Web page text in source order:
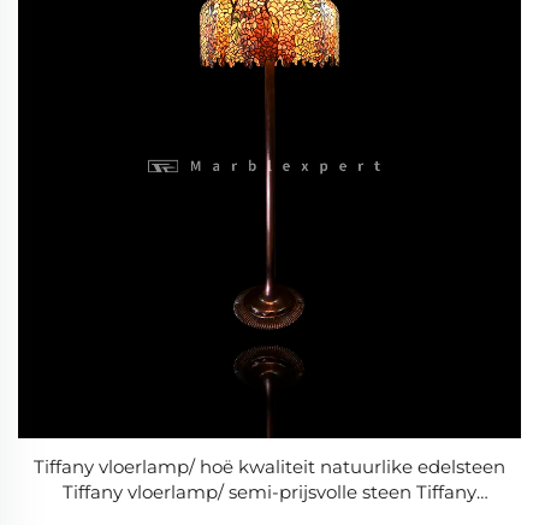
Tiffany vloerlamp/ hoë kwaliteit natuurlike edelsteen
Tiffany vloerlamp/ semi-prijsvolle steen Tiffany